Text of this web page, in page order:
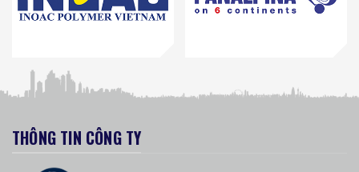
THÔNG TIN CÔNG TY